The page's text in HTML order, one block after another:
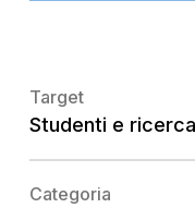
Target
Studenti e
Categoria